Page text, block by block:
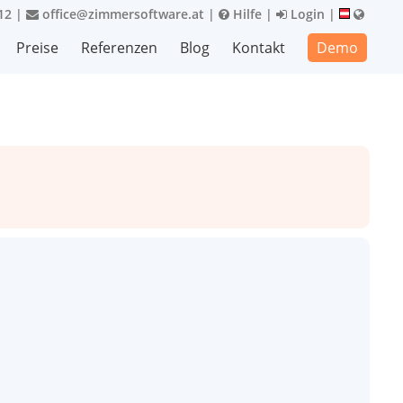
| office@zimmersoftware.at | Hilfe | Login |
Preise Referenzen Blog Kontakt Demo